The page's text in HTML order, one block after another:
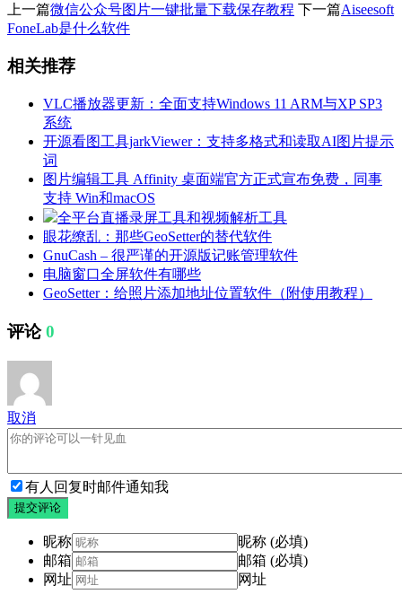
上一篇微信公众号图片一键批量下载保存教程 下一篇Aiseesoft
FoneLab是什么软件
相关推荐
VLC播放器更新：全面支持Windows 11 ARM与XP SP3
系统
开源看图工具jarkViewer：支持多格式和读取AI图片提示
词
图片编辑工具 Affinity 桌面端官方正式宣布免费，同事
支持 Win和macOS
全平台直播录屏工具和视频解析工具
眼花缭乱：那些GeoSetter的替代软件
GnuCash – 很严谨的开源版记账管理软件
电脑窗口全屏软件有哪些
GeoSetter：给照片添加地址位置软件（附使用教程）
评论0
取消
有人回复时邮件通知我
提交评论
昵称
昵称 (必填)
邮箱
邮箱 (必填)
网址
网址